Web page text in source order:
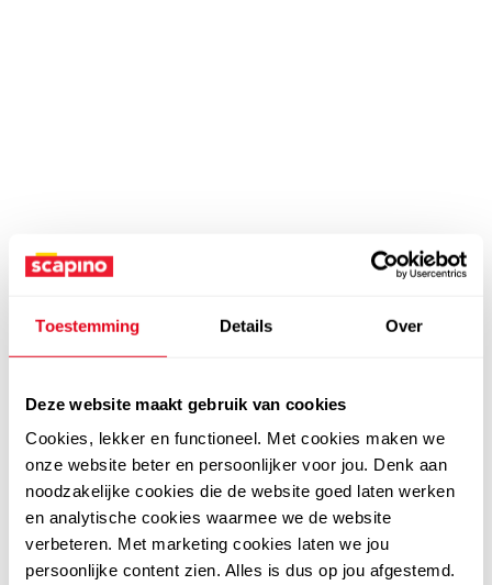
Toestemming Details Over
Deze website maakt gebruik van cookies
Cookies, lekker en functioneel. Met cookies maken we
onze website beter en persoonlijker voor jou. Denk aan
noodzakelijke cookies die de website goed laten werken
en analytische cookies waarmee we de website
verbeteren. Met marketing cookies laten we jou
persoonlijke content zien. Alles is dus op jou afgestemd.